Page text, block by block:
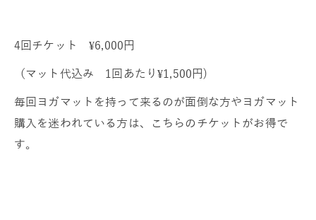
4回チケット ¥6,000円
（マット代込み 1回あたり¥1,500円)
毎回ヨガマットを持って来るのが面倒な方やヨガマット
購入を迷われている方は、こちらのチケットがお得で
す。